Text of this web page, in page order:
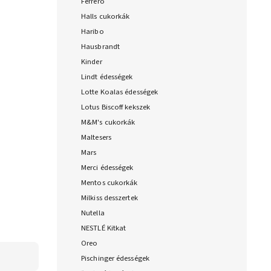
Halls cukorkák
Haribo
Hausbrandt
Kinder
Lindt édességek
Lotte Koalas édességek
Lotus Biscoff kekszek
M&M's cukorkák
Maltesers
Mars
Merci édességek
Mentos cukorkák
Milkiss desszertek
Nutella
NESTLÉ Kitkat
Oreo
Pischinger édességek